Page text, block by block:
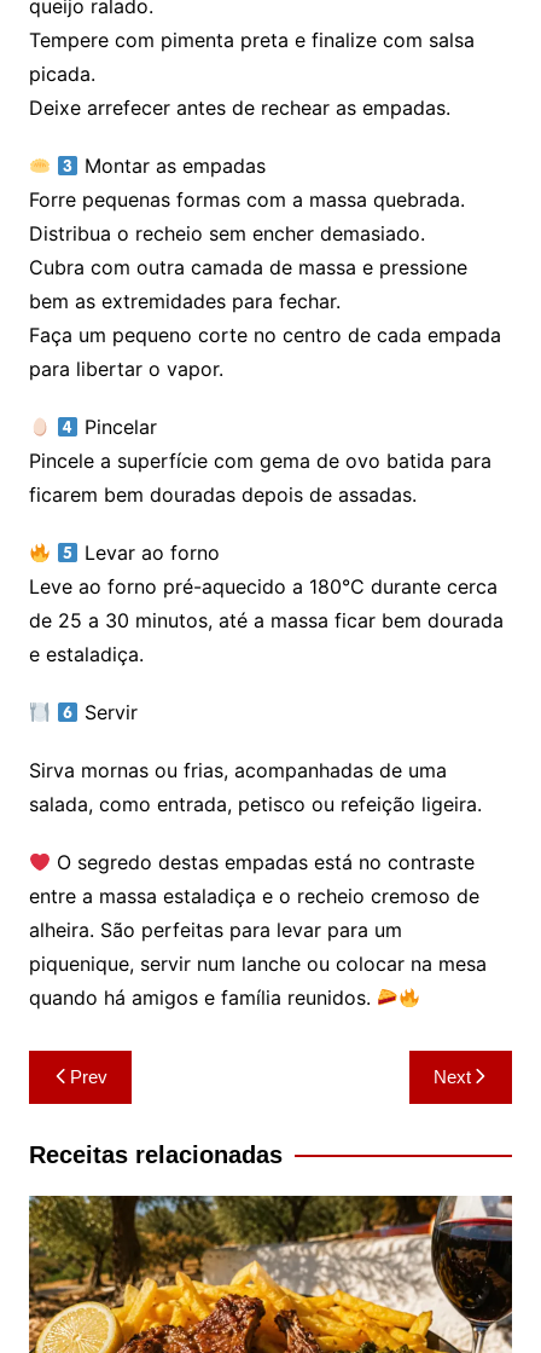
queijo ralado.
Tempere com pimenta preta e finalize com salsa
picada.
Deixe arrefecer antes de rechear as empadas.
Montar as empadas
Forre pequenas formas com a massa quebrada.
Distribua o recheio sem encher demasiado.
Cubra com outra camada de massa e pressione
bem as extremidades para fechar.
Faça um pequeno corte no centro de cada empada
para libertar o vapor.
Pincelar
Pincele a superfície com gema de ovo batida para
ficarem bem douradas depois de assadas.
Levar ao forno
Leve ao forno pré-aquecido a 180°C durante cerca
de 25 a 30 minutos, até a massa ficar bem dourada
e estaladiça.
Servir
Sirva mornas ou frias, acompanhadas de uma
salada, como entrada, petisco ou refeição ligeira.
O segredo destas empadas está no contraste
entre a massa estaladiça e o recheio cremoso de
alheira. São perfeitas para levar para um
piquenique, servir num lanche ou colocar na mesa
quando há amigos e família reunidos.
Navegação
de
artigos
Prev Next
Receitas relacionadas